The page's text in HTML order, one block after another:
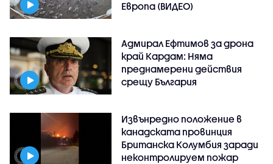
Европа (ВИДЕО)
Адмирал Ефтимов за дрона
край Кардам: Няма
преднамерени действия
срещу България
Извънредно положение в
канадската провинция
Британска Колумбия заради
неконтролируем пожар